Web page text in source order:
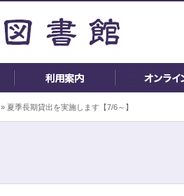
» 夏季長期貸出を実施します【7/6～】